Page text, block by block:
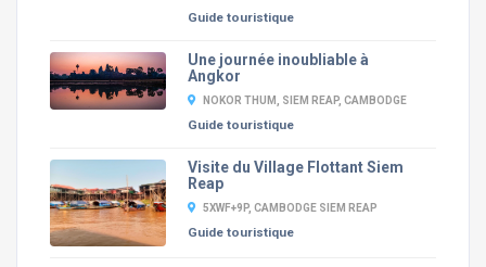
Guide touristique
Une journée inoubliable à
Angkor
NOKOR THUM, SIEM REAP, CAMBODGE
Guide touristique
Visite du Village Flottant Siem
Reap
5XWF+9P, CAMBODGE SIEM REAP
Guide touristique